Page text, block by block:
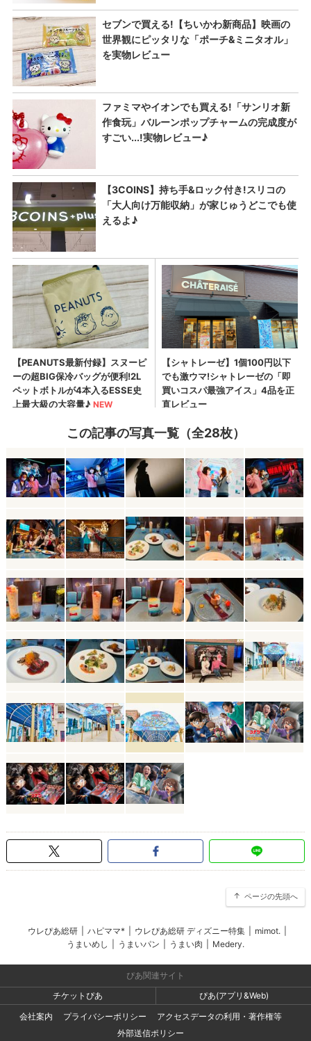
この記事の写真一覧（全28枚）
ページの先頭へ
ウレぴあ総研 ハピママ* ウレぴあ総研 ディズニー特集 mimot.
うまいめし
うまいパン うまい肉 Medery.
ぴあ関連サイト
チケットぴあ
ぴあ(アプリ&Web)
会社案内
プライバシーポリシー
アクセスデータの利用・著作権等
外部送信ポリシー